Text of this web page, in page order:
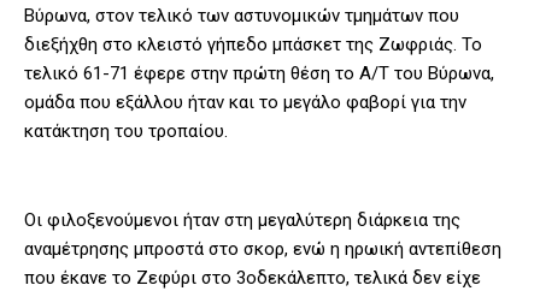
Βύρωνα, στον τελικό των αστυνομικών τμημάτων που
διεξήχθη στο κλειστό γήπεδο μπάσκετ της Ζωφριάς. Το
τελικό 61-71 έφερε στην πρώτη θέση το Α/Τ του Βύρωνα,
ομάδα που εξάλλου ήταν και το μεγάλο φαβορί για την
κατάκτηση του τροπαίου.
Οι φιλοξενούμενοι ήταν στη μεγαλύτερη διάρκεια της
αναμέτρησης μπροστά στο σκορ, ενώ η ηρωική αντεπίθεση
που έκανε το Ζεφύρι στο 3οδεκάλεπτο, τελικά δεν είχε